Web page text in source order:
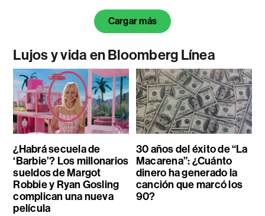
Cargar más
Lujos y vida en Bloomberg Línea
¿Habrá secuela de
‘Barbie’? Los millonarios
sueldos de Margot
Robbie y Ryan Gosling
complican una nueva
película
30 años del éxito de “La
Macarena”: ¿Cuánto
dinero ha generado la
canción que marcó los
90?